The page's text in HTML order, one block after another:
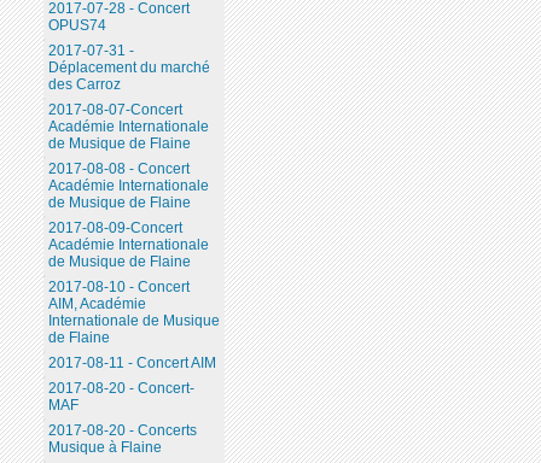
2017-07-28 - Concert
OPUS74
2017-07-31 -
Déplacement du marché
des Carroz
2017-08-07-Concert
Académie Internationale
de Musique de Flaine
2017-08-08 - Concert
Académie Internationale
de Musique de Flaine
2017-08-09-Concert
Académie Internationale
de Musique de Flaine
2017-08-10 - Concert
AIM, Académie
Internationale de Musique
de Flaine
2017-08-11 - Concert AIM
2017-08-20 - Concert-
MAF
2017-08-20 - Concerts
Musique à Flaine